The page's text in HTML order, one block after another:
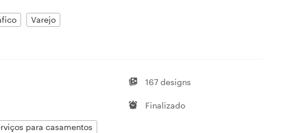
Varejo
para casamentos
167 designs
Finalizado